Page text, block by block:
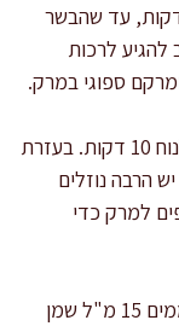
עד ריכוך והשחמה: אופים 25–35 דקות, עד שהבשר
לרכות
ספוגי במרק.
מצננים ומוציאים בשר: נותנים לחצילים לנוח 10 דקות. בעזרת
הרבה נוזלים
למרק כדי
בונים בסיס ארומטי בסיר: בסיר רחב מחממים 15 מ"ל שמן